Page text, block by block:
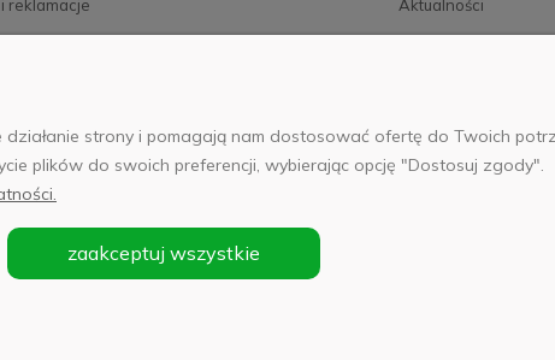
reklamacje
Aktualności
Kariera
Wszelkie prawa zastrzeżone. Serwis własnością:AB FOTO Sp.
02-486 WARSZAWA, Al. Jerozolimskie 176, NIP 1132646403 KRS nr
strony i pomagają nam dostosować ofertę do Twoich
plików do swoich preferencji, wybierając opcję "Dostosuj zgody".
zaakceptuj wszystkie